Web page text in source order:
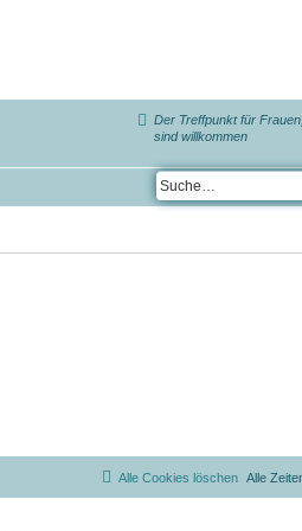
Der Treffpunkt für
sind willkommen
Alle
Alle Cookies löschen